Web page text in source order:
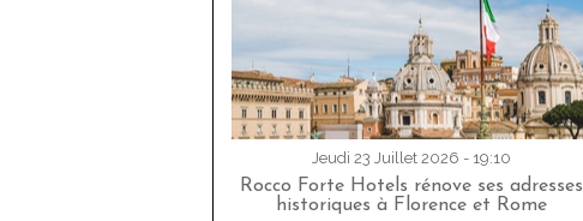
Jeudi 23 Juillet 2026 - 19:10
Rocco Forte Hotels rénove ses adresses
historiques à Florence et Rome